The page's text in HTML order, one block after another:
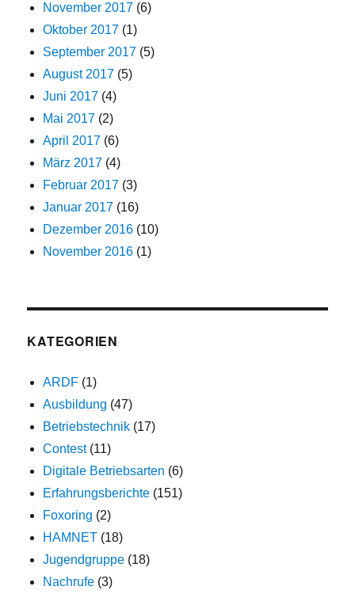
November 2017 (6)
Oktober 2017 (1)
September 2017 (5)
August 2017 (5)
Juni 2017 (4)
Mai 2017 (2)
April 2017 (6)
März 2017 (4)
Februar 2017 (3)
Januar 2017 (16)
Dezember 2016 (10)
November 2016 (1)
KATEGORIEN
ARDF (1)
Ausbildung (47)
Betriebstechnik (17)
Contest(11)
Digitale Betriebsarten (6)
Erfahrungsberichte (151)
Foxoring (2)
HAMNET (18)
Jugendgruppe (18)
Nachrufe (3)